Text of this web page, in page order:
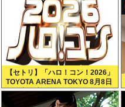
【セトリ】「ハロ！コン！2026」
TOYOTA ARENA TOKYO 8月8日
昼・夜公演セットリス